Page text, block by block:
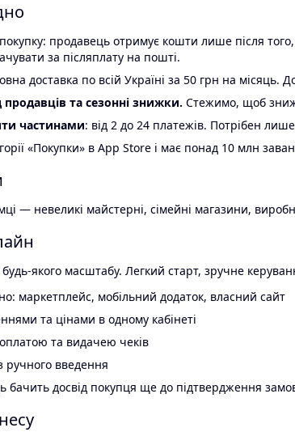
продавець отримує кошти лише після
за післяплату на пошті.
доставка по всій Україні за 50 грн на місяць.
продавців та сезонні знижки. Стежимо, щоб
частинами: від 2 до 24 платежів. Потрібен
«Покупки» в App Store і має понад 10 млн
— невеликі майстерні, сімейні магазини,
якого масштабу. Легкий старт, зручне
маркетплейс, мобільний додаток, власний сайт
та цінами в одному кабінеті
оплатою та видачею чеків
ручного введення
бачить досвід покупця ще до підтвердження